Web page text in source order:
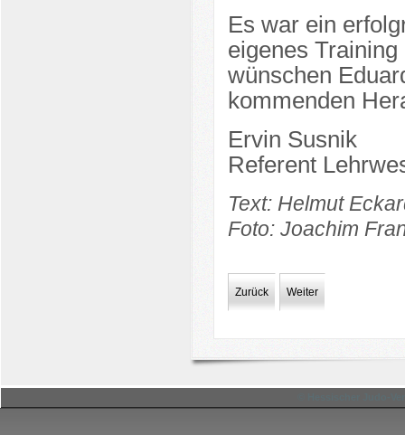
Es war ein
eigenes
wünschen
kommenden
Ervin Susnik
Referent
Text: Helmut
Foto: Joachim
Zurück Weiter